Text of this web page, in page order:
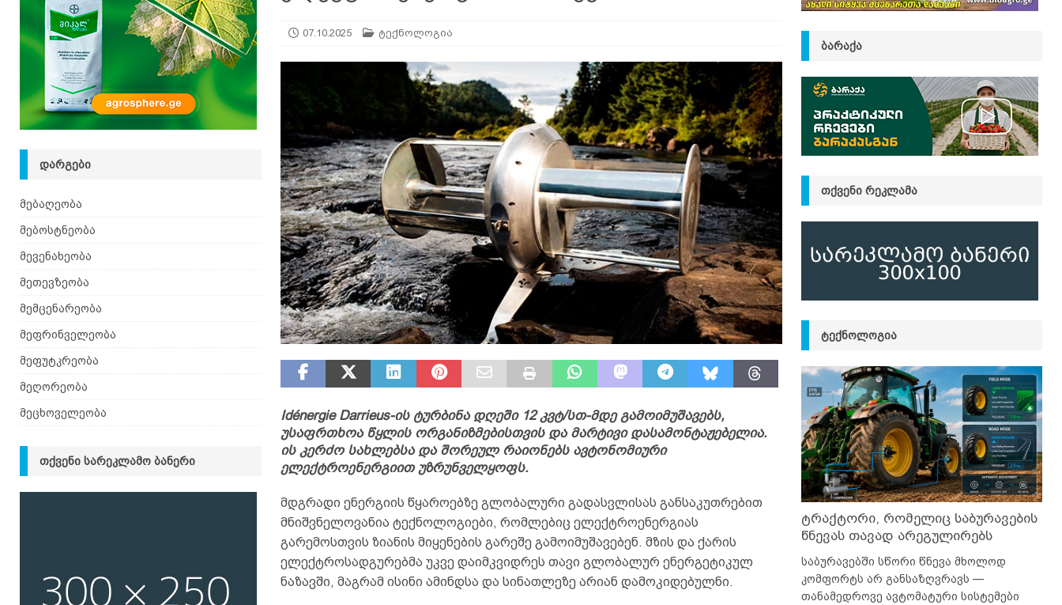
07.10.2025 ტექნოლოგია
Idénergie Darrieus-ის ტურბინა დღეში 12 კვტ/სთ-მდე გამოიმუშავებს,
უსაფრთხოა წყლის ორგანიზმებისთვის და მარტივი დასამონტაჟებელია.
ის კერძო სახლებსა და შორეულ რაიონებს ავტონომიური
ელექტროენერგიით უზრუნველყოფს.
მდგრადი ენერგიის წყაროებზე გლობალური გადასვლისას განსაკუთრებით
მნიშვნელოვანია ტექნოლოგიები, რომლებიც ელექტროენერგიას
გარემოსთვის ზიანის მიყენების გარეშე გამოიმუშავებენ. მზის და ქარის
ელექტროსადგურებმა უკვე დაიმკვიდრეს თავი გლობალურ ენერგეტიკულ
ნაზავში, მაგრამ ისინი ამინდსა და სინათლეზე არიან დამოკიდებულნი.
ᲓᲐᲠᲒᲔᲑᲘ
მებაღეობა
მებოსტნეობა
მევენახეობა
მეთევზეობა
მემცენარეობა
მეფრინველეობა
მეფუტკრეობა
მეღორეობა
მეცხოველეობა
ᲗᲥᲕᲔᲜᲘ ᲡᲐᲠᲔᲙᲚᲐᲛᲝ ᲑᲐᲜᲔᲠᲘ
ᲑᲐᲠᲐᲥᲐ
ᲗᲥᲕᲔᲜᲘ ᲠᲔᲙᲚᲐᲛᲐ
ᲢᲔᲥᲜᲝᲚᲝᲒᲘᲐ
ტრაქტორი, რომელიც საბურავების
წნევას თავად არეგულირებს
საბურავებში სწორი წნევა მხოლოდ
კომფორტს არ განსაზღვრავს —
თანამედროვე ავტომატური სისტემები